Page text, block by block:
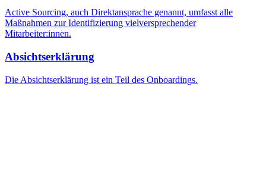
Active Sourcing, auch Direktansprache genannt, umfasst alle
Maßnahmen zur Identifizierung vielversprechender
Mitarbeiter:innen.
Absichtserklärung
Die Absichtserklärung ist ein Teil des Onboardings.